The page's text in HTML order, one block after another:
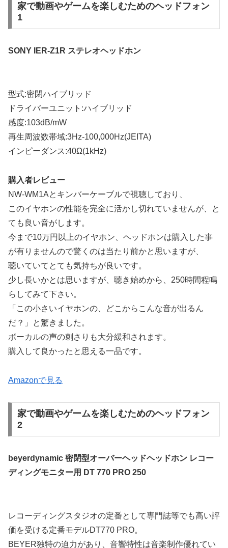
家で動画やゲームを楽しむためのヘッドフォン
1
SONY IER-Z1R ステレオヘッドホン
型式:密閉ハイブリッド
ドライバーユニット:ハイブリッド
感度:103dB/mW
再生周波数帯域:3Hz-100,000Hz(JEITA)
インピーダンス:40Ω(1kHz)
購入者レビュー
NW-WM1Aとキンバーケーブルで視聴しており、
このイヤホンの性能を完全に活かし切れていませんが、と
ても良い音がします。
今まで10万円以上のイヤホン、ヘッドホンは購入した事
が有りませんので驚くのは当たり前かと思いますが、
聴いていてとても気持ちが良いです。
少し長いかとは思いますが、聴き始めから、250時間程鳴
らしてみて下さい。
「この小さいイヤホンの、どこからこんな音が出るん
だ？」と驚きました。
ボーカルの声の刺さりも大分緩和されます。
購入して良かったと思える一品です。
Amazonで見る
家で動画やゲームを楽しむためのヘッドフォン
2
beyerdynamic 密閉型オーバーヘッドヘッドホン レコー
ディングモニター用 DT 770 PRO 250
レコーディングスタジオの定番として専門誌等でも高い評
価を受ける定番モデルDT770 PRO。
BEYER独特の迫力があり、音響特性は音楽制作優れてい